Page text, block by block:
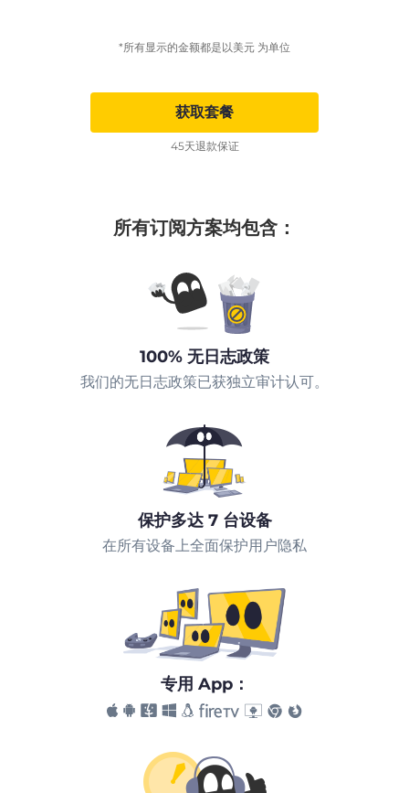
*所有显示的金额都是以美元 为单位
获取套餐
45天退款保证
所有订阅方案均包含：
100% 无日志政策
我们的无日志政策已获独立审计认可。
保护多达 7 台设备
在所有设备上全面保护用户隐私
专用 App：